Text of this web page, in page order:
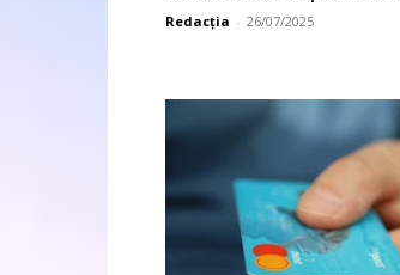
Redacția - 26/07/2025